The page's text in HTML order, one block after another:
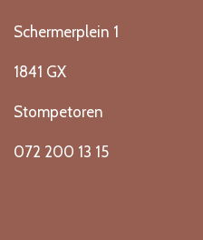
Schermerplein 1
1841 GX
Stompetoren
072 200 13 15